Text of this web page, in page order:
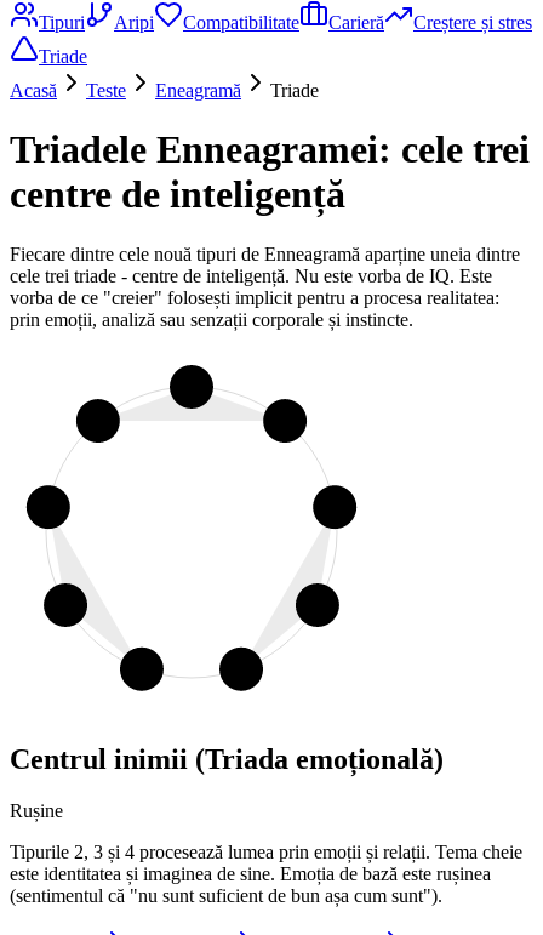
Tipuri
Aripi Compatibilitate Carieră
Creștere și stres
Triade
Acasă
Teste Eneagramă Triade
Triadele Enneagramei: cele trei
centre de inteligență
Fiecare dintre cele nouă tipuri de Enneagramă aparține uneia dintre
cele trei triade - centre de inteligență. Nu este vorba de IQ. Este
vorba de ce "creier" folosești implicit pentru a procesa realitatea:
prin emoții, analiză sau senzații corporale și instincte.
Centrul inimii (Triada emoțională)
Rușine
Tipurile 2, 3 și 4 procesează lumea prin emoții și relații. Tema cheie
este identitatea și imaginea de sine. Emoția de bază este rușinea
(sentimentul că "nu sunt suficient de bun așa cum sunt").